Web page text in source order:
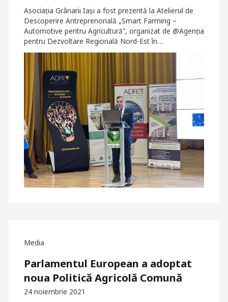
Asociația Grânarii Iași a fost prezentă la Atelierul de
Descoperire Antreprenorială „Smart Farming –
Automotive pentru Agricultură”, organizat de @Agenția
pentru Dezvoltare Regională Nord-Est în…
Media
Parlamentul European a adoptat
noua Politică Agricolă Comună
24 noiembrie 2021